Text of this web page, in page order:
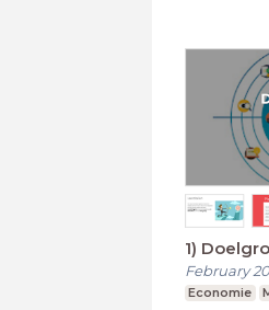
1)
February
Economie